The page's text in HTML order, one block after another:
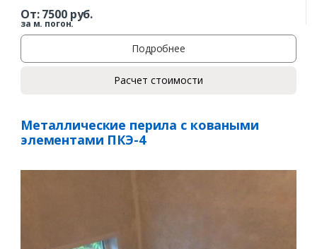
Ваше имя*
От:7500руб.
за м. погон.
Подробнее
Расчет стоимости
Металлические перила с коваными
элементами ПКЭ-4